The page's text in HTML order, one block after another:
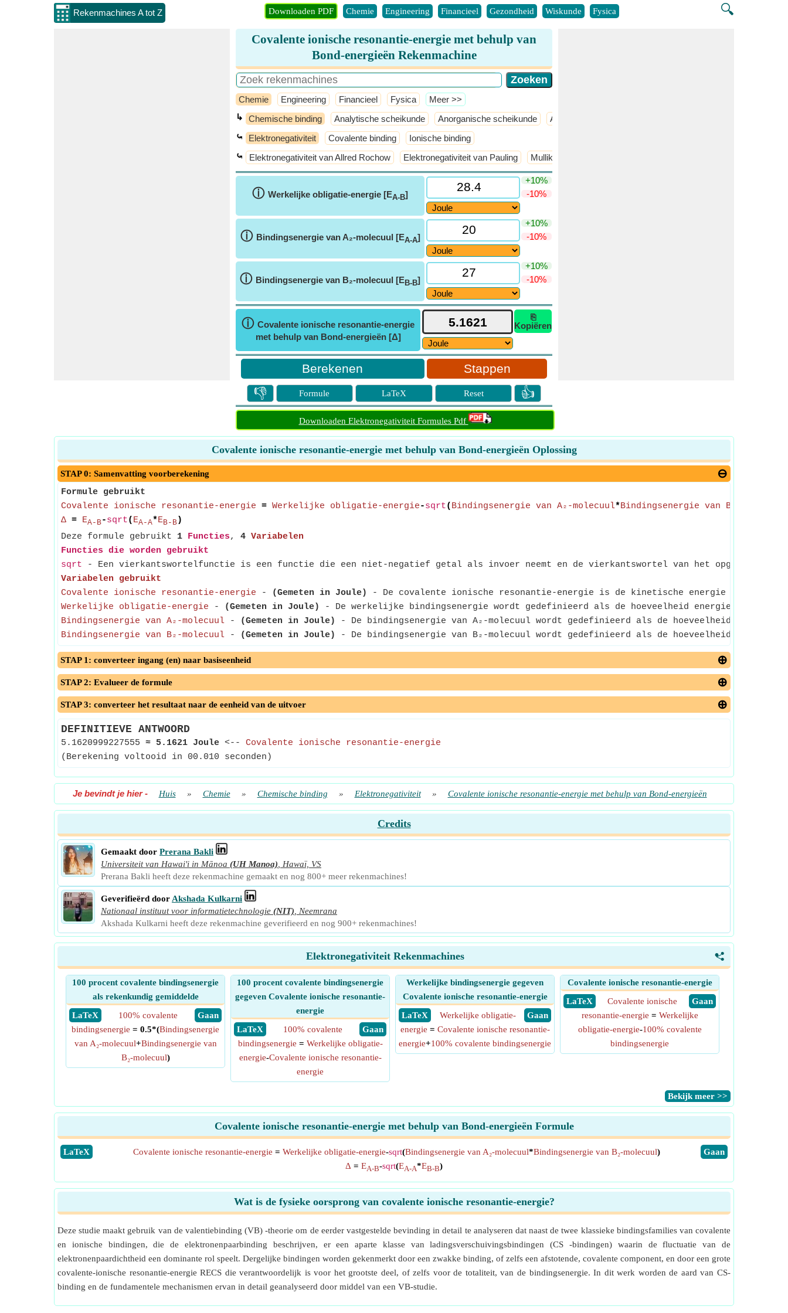
Rekenmachines A tot Z 🔍
Downloaden PDF Chemie Engineering Financieel Gezondheid Wiskunde Fysica
Covalente ionische resonantie-energie met behulp van
Bond-energieën Rekenmachine
Chemie Engineering Financieel Fysica ​Meer >>
↳ Chemische binding Analytische scheikunde Anorganische scheikunde Atmosferische Chemie
⤿ Elektronegativiteit Covalente binding Ionische binding
⤿ Elektronegativiteit van Allred Rochow Elektronegativiteit van Pauling Mulliken's Elektronegativiteit
ⓘ Werkelijke obligatie-energie [EA-B]
+10%
-10%
ⓘ Bindingsenergie van A₂-molecuul [EA-A]
+10%
-10%
ⓘ Bindingsenergie van B₂-molecuul [EB-B]
+10%
-10%
ⓘ Covalente ionische resonantie-energie
met behulp van Bond-energieën [Δ]
⎘
Kopiëren
Stappen
👎 Formule LaTeX Reset 👍
Downloaden Elektronegativiteit Formules Pdf
Covalente ionische resonantie-energie met behulp van Bond-energieën Oplossing
STAP 0: Samenvatting voorberekening
Formule gebruikt
Covalente ionische resonantie-energie = Werkelijke obligatie-energie-sqrt( Bindingsenergie van A₂-molecuul*Bindingsenergie van B₂-molecuul
Δ = EA-B-sqrt( EA-A*EB-B )
Deze formule gebruikt 1 Functies, 4 Variabelen
Functies die worden gebruikt
sqrt - Een vierkantswortelfunctie is een functie die een niet-negatief getal als invoer neemt en de vierkantswortel van het opgegeven
Variabelen gebruikt
Covalente ionische resonantie-energie - (Gemeten in Joule)
- De covalente ionische resonantie-energie is de kinetische energie die
Werkelijke obligatie-energie - (Gemeten in Joule)
- De werkelijke bindingsenergie wordt gedefinieerd als de hoeveelheid energie die
Bindingsenergie van A₂-molecuul - (Gemeten in Joule)
- De bindingsenergie van A₂-molecuul wordt gedefinieerd als de hoeveelheid
Bindingsenergie van B₂-molecuul - (Gemeten in Joule) - De bindingsenergie van B₂-molecuul wordt gedefinieerd als de hoeveelheid
STAP 1: converteer ingang (en) naar basiseenheid
STAP 2: Evalueer de formule
STAP 3: converteer het resultaat naar de eenheid van de uitvoer
DEFINITIEVE ANTWOORD
5.1620999227555 ≈ 5.1621 Joule <-- Covalente ionische resonantie-energie
(Berekening voltooid in 00.010 seconden)
Je bevindt je hier- Huis » Chemie » Chemische binding » Elektronegativiteit » Covalente ionische resonantie-energie met behulp van Bond-energieën
Credits
Gemaakt door Prerana Bakli
Universiteit van Hawai'i in Mānoa (UH Manoa)
Hawaï, VS
Prerana Bakli heeft deze rekenmachine gemaakt en nog 800+ meer rekenmachines!
Geverifieërd door Akshada Kulkarni
Nationaal instituut voor informatietechnologie (NIT)
Neemrana
Akshada Kulkarni heeft deze rekenmachine geverifieerd en nog 900+ rekenmachines!
<
Elektronegativiteit Rekenmachines
100 procent covalente bindingsenergie
als rekenkundig gemiddelde
​ LaTeX
​ Gaan
100% covalente
bindingsenergie = 0.5*(Bindingsenergie
van A₂-molecuul+Bindingsenergie van
B₂-molecuul)
100 procent covalente bindingsenergie
gegeven Covalente ionische resonantie-
energie
​ LaTeX
​ Gaan
100% covalente
bindingsenergie = Werkelijke obligatie-
energie-Covalente ionische resonantie-
energie
Werkelijke bindingsenergie gegeven
Covalente ionische resonantie-energie
​ LaTeX
​ Gaan
Werkelijke obligatie-
energie = Covalente ionische resonantie-
energie+100% covalente bindingsenergie
Covalente ionische resonantie-energie
​ LaTeX
​ Gaan
Covalente ionische
resonantie-energie = Werkelijke
obligatie-energie-100% covalente
bindingsenergie
​Bekijk meer >>
Covalente ionische resonantie-energie met behulp van Bond-energieën Formule
​LaTeX ​Gaan
Covalente ionische resonantie-energie = Werkelijke obligatie-energie-sqrt(Bindingsenergie van A₂-molecuul*Bindingsenergie van B₂-molecuul)
Δ = EA-B-sqrt(EA-A*EB-B)
Wat is de fysieke oorsprong van covalente ionische resonantie-energie?
Deze studie maakt gebruik van de valentiebinding (VB) -theorie om de eerder vastgestelde bevinding in detail te analyseren dat naast de twee klassieke bindingsfamilies van covalente
en ionische bindingen, die de elektronenpaarbinding beschrijven, er een aparte klasse van ladingsverschuivingsbindingen (CS -bindingen) waarin de fluctuatie van de
elektronenpaardichtheid een dominante rol speelt. Dergelijke bindingen worden gekenmerkt door een zwakke binding, of zelfs een afstotende, covalente component, en door een grote
covalente-ionische resonantie-energie RECS die verantwoordelijk is voor het grootste deel, of zelfs voor de totaliteit, van de bindingsenergie. In dit werk worden de aard van CS-
binding en de fundamentele mechanismen ervan in detail geanalyseerd door middel van een VB-studie.